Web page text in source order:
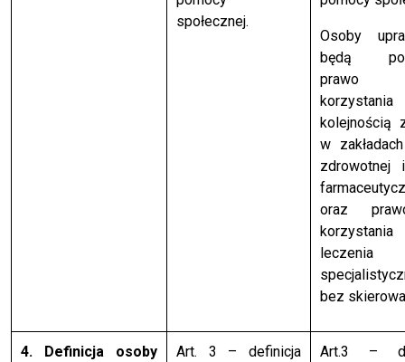
społecznej.
Osoby
będą
kolejnością
w
zdrowotnej
oraz
leczenia
bez
4. Definicja osoby
Art. 3 – definicja
Art.3 –